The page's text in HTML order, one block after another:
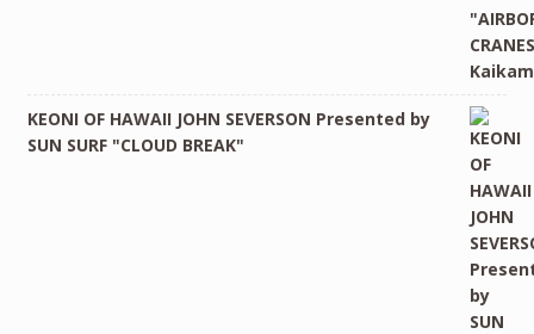
KEONI OF HAWAII JOHN SEVERSON Presented by
SUN SURF "CLOUD BREAK"